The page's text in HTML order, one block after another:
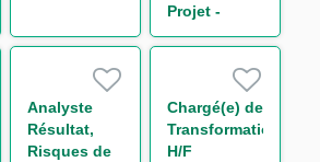
Projet -
Loanscape
Analyste
Résultat,
Risques de
Chargé(e) de
Transformation
H/F